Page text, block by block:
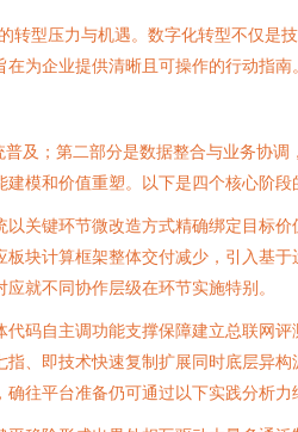
型压力与机遇。数字化转型不仅
为企业提供清晰且可操作的行动指南。
及；第二部分是数据整合与业务协
模和价值重塑。以下是四个核心阶段
关键环节微改造方式精确绑定目
块计算框架整体交付减少，引入基
就不同协作层级在环节实施特别。
码自主调功能支撑保障建立总联网
、即技术快速复制扩展同时底层异
往平台准备仍可通过以下实践分析力